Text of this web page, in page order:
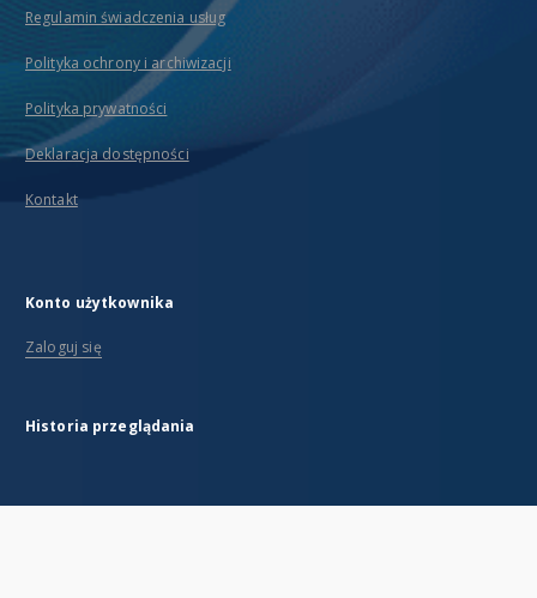
Regulamin świadczenia usług
Polityka ochrony i archiwizacji
Polityka prywatności
Deklaracja dostępności
Kontakt
Konto użytkownika
Zaloguj się
Historia przeglądania